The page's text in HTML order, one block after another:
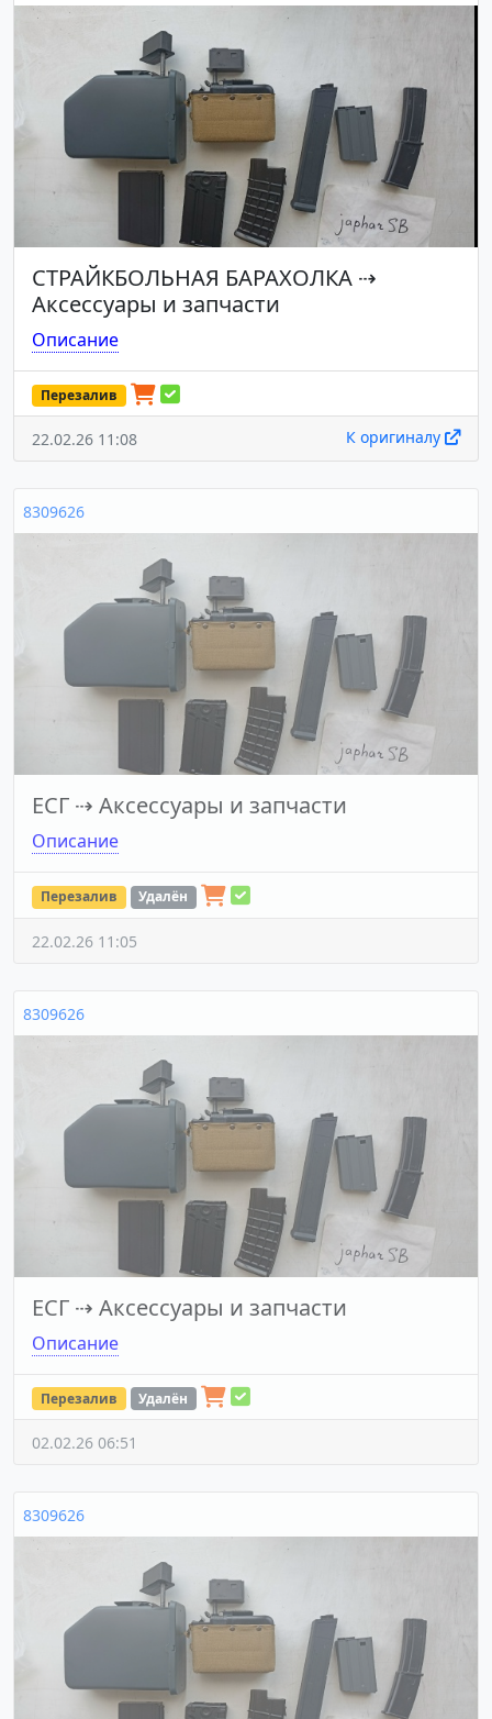
СТРАЙКБОЛЬНАЯ БАРАХОЛКА ⇢
Аксессуары и запчасти
Описание
Перезалив
22.02.26 11:08 К оригиналу
8309626
ЕСГ ⇢ Аксессуары и запчасти
Описание
Перезалив Удалён
22.02.26 11:05
8309626
ЕСГ ⇢ Аксессуары и запчасти
Описание
Перезалив Удалён
02.02.26 06:51
8309626